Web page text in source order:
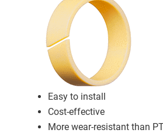
Easy to install
Cost-effective
More wear-resistant than